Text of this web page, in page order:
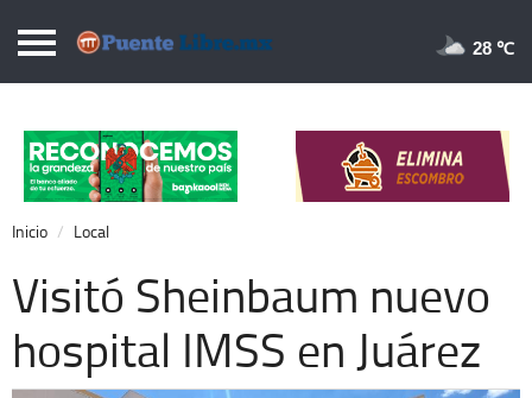
Puentelibre.mx
Local
Nacional
Opinión
Cronos
Economía
Espectáculos
28 ℃
Inicio Local
Visitó Sheinbaum nuevo
hospital IMSS en Juárez